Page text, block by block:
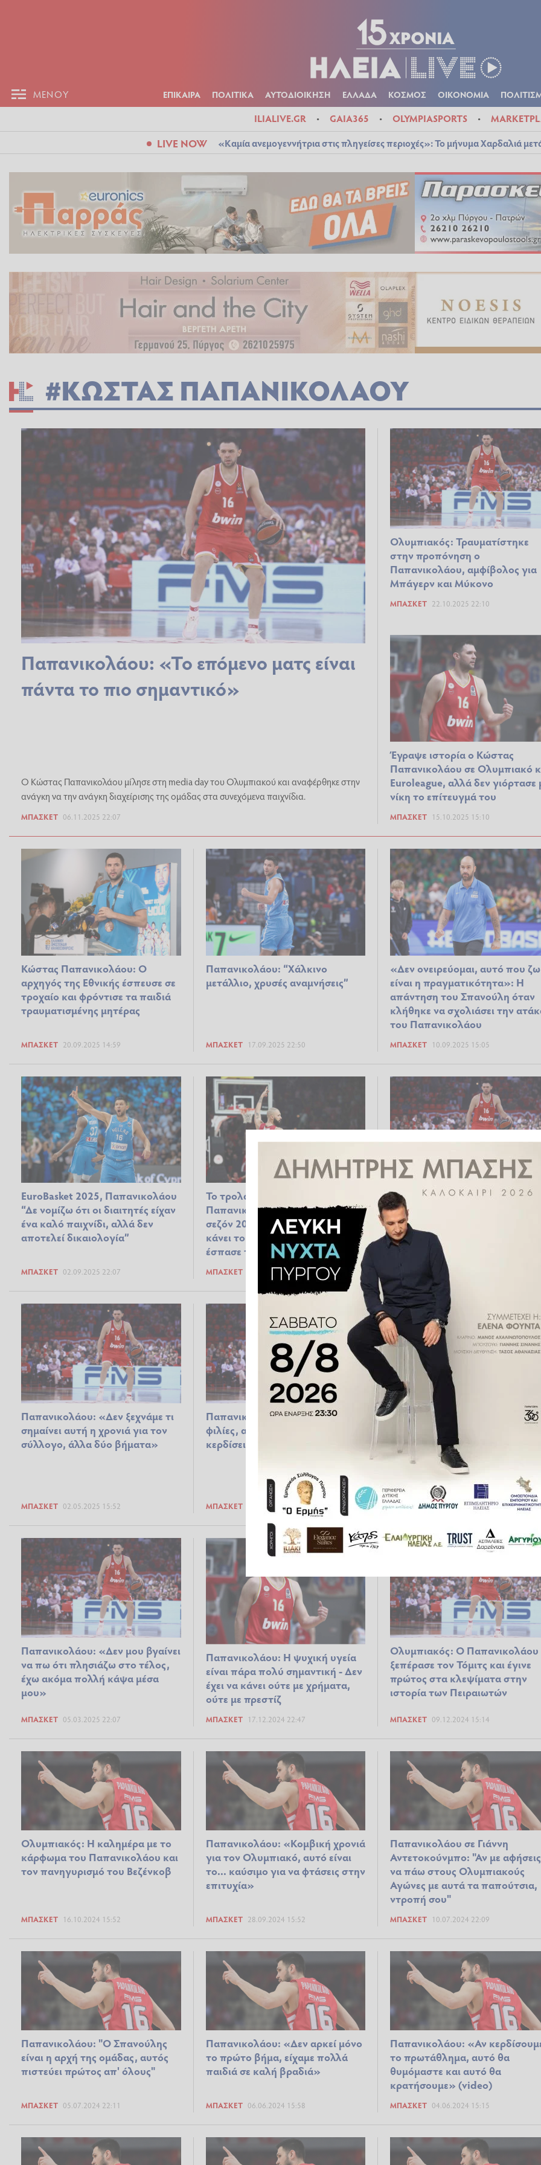
ΜΕΝΟΥ ΕΠΙΚΑΙΡΑ ΠΟΛΙΤΙΚΑ ΑΥΤΟΔΙΟΙΚΗΣΗ ΕΛΛΑΔΑ ΚΟΣΜΟΣ ΟΙΚΟΝΟΜΙΑ
ILIALIVE.GR GAIA365 OLYMPIASPORTS
LIVE NOW «Καμία ανεμογεννήτρια στις πληγείσες περιοχές»: Το μήνυμα Χαρδαλιά
#ΚΩΣΤΑΣ ΠΑΠΑΝΙΚΟΛΑΟΥ
Παπανικολάου: «Το επόμενο ματς είναι
πάντα το πιο σημαντικό»
Ο Κώστας Παπανικολάου μίλησε στη media day του Ολυμπιακού και αναφέρθηκε στην
ανάγκη να την ανάγκη διαχείρισης της ομάδας στα συνεχόμενα παιχνίδια.
ΜΠΆΣΚΕΤ 06.11.2025 22:07
Ολυμπιακός: Τραυματίστηκε
στην προπόνηση ο
Παπανικολάου, αμφίβολος για
Μπάγερν και Μύκονο
ΜΠΆΣΚΕΤ 22.10.2025 22:10
Έγραψε ιστορία ο Κώστας
Παπανικολάου σε Ολυμπιακό
Euroleague, αλλά δεν γιόρτασε
νίκη το επίτευγμά του
ΜΠΆΣΚΕΤ 15.10.2025 15:10
Κώστας Παπανικολάου: Ο
αρχηγός της Εθνικής έσπευσε σε
τροχαίο και φρόντισε τα παιδιά
τραυματισμένης μητέρας
ΜΠΆΣΚΕΤ 20.09.2025 14:59
Παπανικολάου: “Χάλκινο
μετάλλιο, χρυσές αναμνήσεις”
ΜΠΆΣΚΕΤ 17.09.2025 22:50
«Δεν ονειρεύομαι, αυτό που ζω
είναι η πραγματικότητα»: Η
απάντηση του Σπανούλη όταν
κλήθηκε να σχολιάσει την
του Παπανικολάου
ΜΠΆΣΚΕΤ 10.09.2025 15:05
EuroBasket 2025, Παπανικολάου
“Δε νομίζω ότι οι διαιτητές είχαν
ένα καλό παιχνίδι, αλλά δεν
αποτελεί δικαιολογία”
ΜΠΆΣΚΕΤ 02.09.2025 22:07
Το τρολάρισμα του Φουρνιέ στον
Παπανικολάου για κάρφωμα της
σεζόν 2011-12: “Προσπάθησε να
κάνει το ίδιο φέτος και σχεδόν
έσπασε την μέση του”
ΜΠΆΣΚΕΤ 19.06.2025 22:07
Παπανικολάου: «Βάλαμε
ομπρέλα προστασίας πάνω
την ομάδα»
10.06.2025 22:50
Παπανικολάου: «Δεν ξεχνάμε τι
σημαίνει αυτή η χρονιά για τον
σύλλογο, άλλα δύο βήματα»
ΜΠΆΣΚΕΤ 02.05.2025 15:52
Παπανικολάου: «Δεν υπάρχουν
φιλίες, απλά παίζεις για να
κερδίσεις» (video)
ΜΠΆΣΚΕΤ 14.03.2025 22:07
100 Χρόνια Ολυμπιακός,
Παπανικολάου: “Εύχομαι από
καρδιάς σε όλα τα τμήματα του
συλλόγου να γράψουν νέες
χρυσές σελίδες στην ιστορία
θρύλου μας”
ΜΠΆΣΚΕΤ 10.03.2025 22:10
Παπανικολάου: «Δεν μου βγαίνει
να πω ότι πλησιάζω στο τέλος,
έχω ακόμα πολλή κάψα μέσα
μου»
ΜΠΆΣΚΕΤ 05.03.2025 22:07
Παπανικολάου: Η ψυχική υγεία
είναι πάρα πολύ σημαντική - Δεν
έχει να κάνει ούτε με χρήματα,
ούτε με πρεστίζ
ΜΠΆΣΚΕΤ 17.12.2024 22:47
Ολυμπιακός: Ο Παπανικολάου
ξεπέρασε τον Τόμιτς και έγινε
πρώτος στα κλεψίματα στην
ιστορία των Πειραιωτών
ΜΠΆΣΚΕΤ 09.12.2024 15:14
Ολυμπιακός: Η καλημέρα με το
κάρφωμα του Παπανικολάου και
τον πανηγυρισμό του Βεζένκοβ
ΜΠΆΣΚΕΤ 16.10.2024 15:52
Παπανικολάου: «Κομβική χρονιά
για τον Ολυμπιακό, αυτό είναι
το... καύσιμο για να φτάσεις στην
επιτυχία»
ΜΠΆΣΚΕΤ 28.09.2024 15:52
Παπανικολάου σε Γιάννη
Αντετοκούνμπο: "Αν με αφήσεις
να πάω στους Ολυμπιακούς
Αγώνες με αυτά τα παπούτσια,
ντροπή σου"
ΜΠΆΣΚΕΤ 10.07.2024 22:09
Παπανικολάου: "Ο Σπανούλης
είναι η αρχή της ομάδας, αυτός
πιστεύει πρώτος απ' όλους"
ΜΠΆΣΚΕΤ 05.07.2024 22:11
Παπανικολάου: «Δεν αρκεί μόνο
το πρώτο βήμα, είχαμε πολλά
παιδιά σε καλή βραδιά»
ΜΠΆΣΚΕΤ 06.06.2024 15:58
Παπανικολάου: «Αν
το πρωτάθλημα, αυτό θα
θυμόμαστε και αυτό θα
κρατήσουμε» (video)
ΜΠΆΣΚΕΤ 04.06.2024 15:15